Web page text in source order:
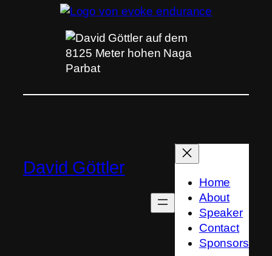
David Göttler
Home
About
Speaker
Contact
Sponsors